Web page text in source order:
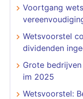
Voortgang
Wetsvoorstel
dividenden
Grote
im 2025
Wetsvoorstel: